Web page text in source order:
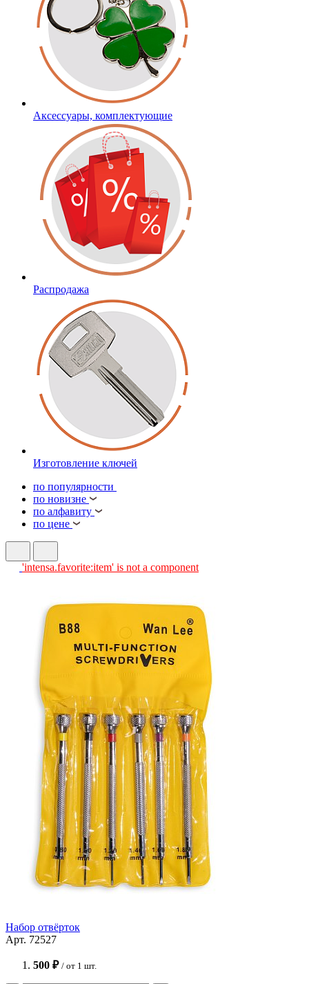
Аксессуары, комплектующие
Распродажа
Изготовление ключей
по популярности
по новизне
по алфавиту
по цене
'intensa.favorite:item' is not a component
Набор отвёрток
Арт. 72527
500 ₽ / от 1 шт.